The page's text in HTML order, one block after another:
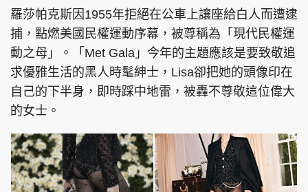
親子王 Oh!爸媽 JobMarket
頭條搵工 EDUPLUS
關於我們
聯絡我們
使用條款
版權及免責聲明
羅莎帕克斯因1955年拒絕在公車上讓座給白人而遭逮
捕，點燃美國民權運動序幕，被尊稱為「現代民權運
動之母」。「Met Gala」今年的主題應該是要致敬追
求優雅生活的黑人時髦紳士，Lisa卻把她的頭像印在
自己的下半身，即時踩中地雷，被轟不尊敬這位偉大
的女士。